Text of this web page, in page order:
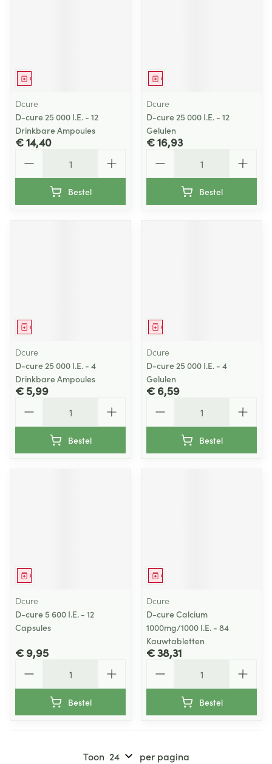
Geneesmiddel
Dcure
D-cure 25 000 I.E. - 12
Drinkbare Ampoules
€ 14,40
Bestel
Geneesmiddel
Dcure
D-cure 25 000 I.E. - 12
Gelulen
€ 16,93
Bestel
Geneesmiddel
Dcure
D-cure 25 000 I.E. - 4
Drinkbare Ampoules
€ 5,99
Bestel
Geneesmiddel
Dcure
D-cure 25 000 I.E. - 4
Gelulen
€ 6,59
Bestel
Geneesmiddel
Dcure
D-cure 5 600 I.E. - 12
Capsules
€ 9,95
Bestel
Geneesmiddel
Dcure
D-cure Calcium
1000mg/1000 I.E. - 84
Kauwtabletten
€ 38,31
Bestel
Toon per pagina